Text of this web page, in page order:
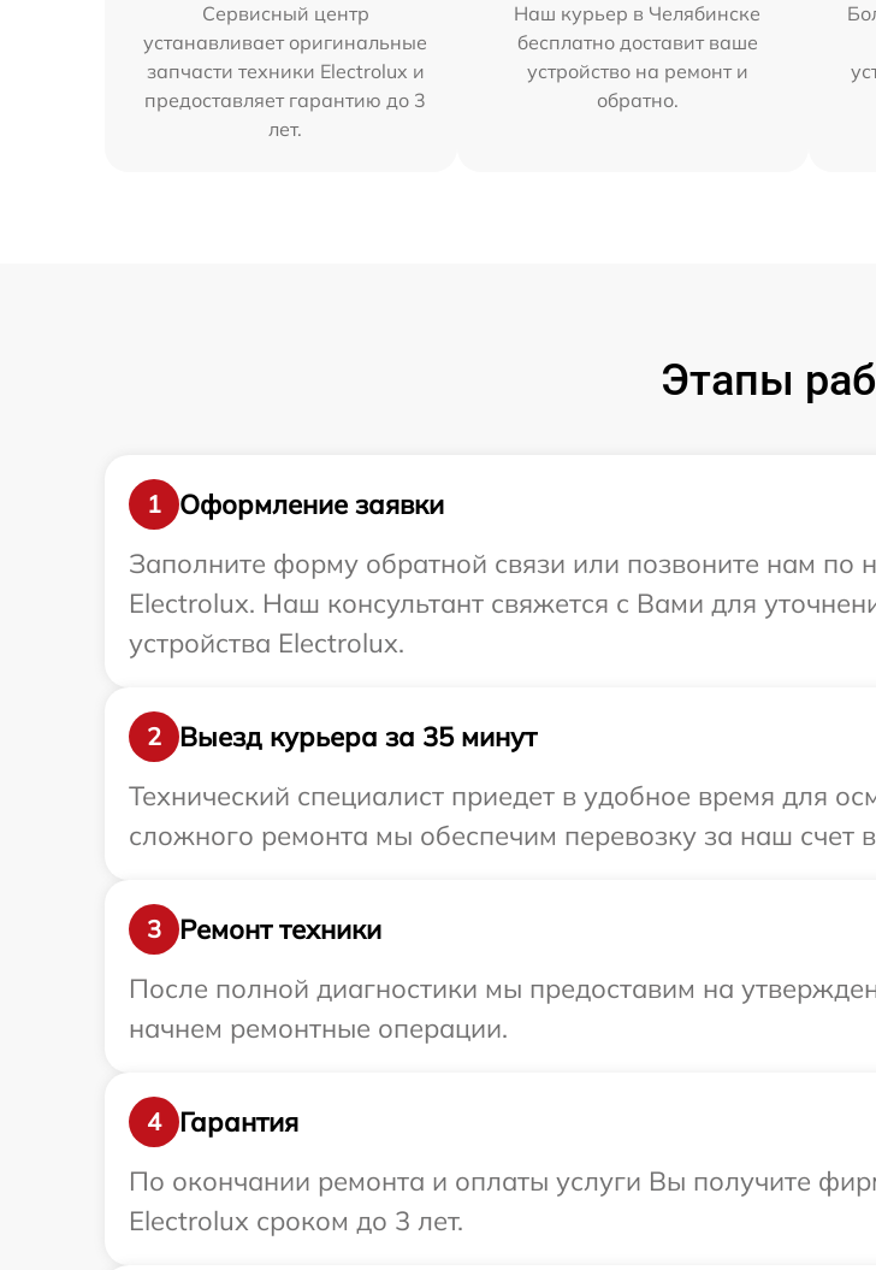
Сервисный центр
устанавливает оригинальные
запчасти техники Electrolux и
предоставляет гарантию до 3
лет.
Наш курьер в Челябинске
бесплатно доставит ваше
устройство на ремонт и
обратно.
Этапы
1
Оформление заявки
Заполните форму обратной связи или позвоните нам по
Electrolux. Наш консультант свяжется с Вами для
устройства Electrolux.
2
Выезд курьера за 35 минут
Технический специалист приедет в удобное время для
сложного ремонта мы обеспечим перевозку за наш счет
3
Ремонт техники
После полной диагностики мы предоставим на
начнем ремонтные операции.
4
Гарантия
По окончании ремонта и оплаты услуги Вы получите
Electrolux сроком до 3 лет.